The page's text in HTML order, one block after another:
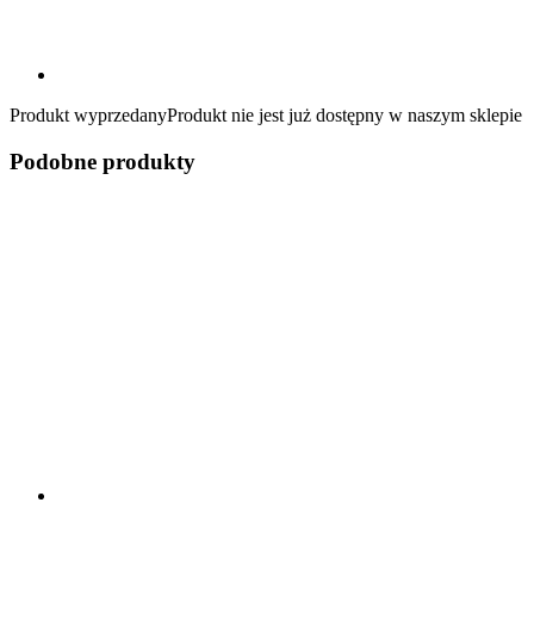
Produkt wyprzedanyProdukt nie jest już dostępny w naszym sklepie
Podobne produkty